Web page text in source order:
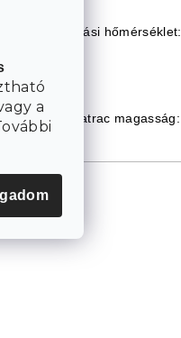
a
Ajánlott mosási hőmérséklet:
Gumis
Optimális matrac magasság: